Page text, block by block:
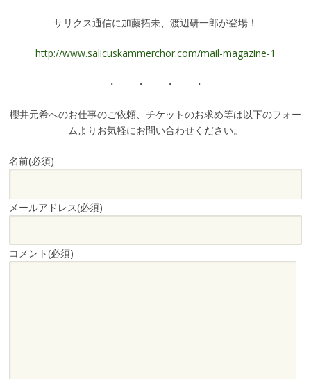
サリクス通信に加藤拓未、渡辺研一郎が登場！
http://www.salicuskammerchor.com/mail-magazine-1
――・――・――・――・――
櫻井元希へのお仕事のご依頼、チケットのお求め等は以下のフォー
ムよりお気軽にお問い合わせください。
名前(必須)
メールアドレス(必須)
コメント(必須)